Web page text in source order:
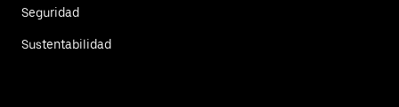
Seguridad
Sustentabilidad